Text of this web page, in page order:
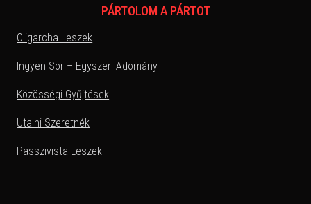
PÁRTOLOM A PÁRTOT
Oligarcha Leszek
Ingyen Sör – Egyszeri Adomány
Közösségi Gyűjtések
Utalni Szeretnék
Passzivista Leszek